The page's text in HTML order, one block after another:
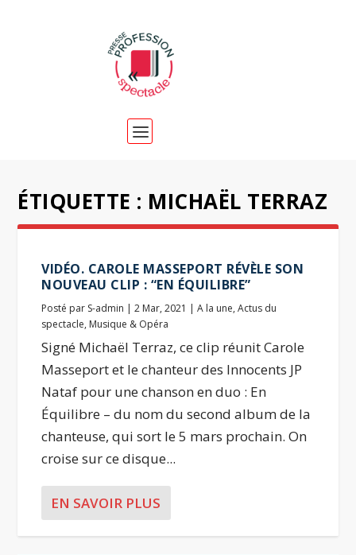
ÉTIQUETTE : MICHAËL TERRAZ
VIDÉO. CAROLE MASSEPORT RÉVÈLE SON
NOUVEAU CLIP : “EN ÉQUILIBRE”
Posté par S-admin |2 Mar, 2021 |A la une,Actus du
spectacle, Musique & Opéra
Signé Michaël Terraz, ce clip réunit Carole
Masseport et le chanteur des Innocents JP
Nataf pour une chanson en duo : En
Équilibre – du nom du second album de la
chanteuse, qui sort le 5 mars prochain. On
croise sur ce disque...
EN SAVOIR PLUS